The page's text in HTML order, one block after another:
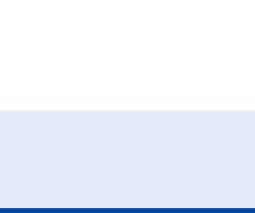
効にすることで収集を拒否することが出来ます。
ことなく変更することができるものとします。